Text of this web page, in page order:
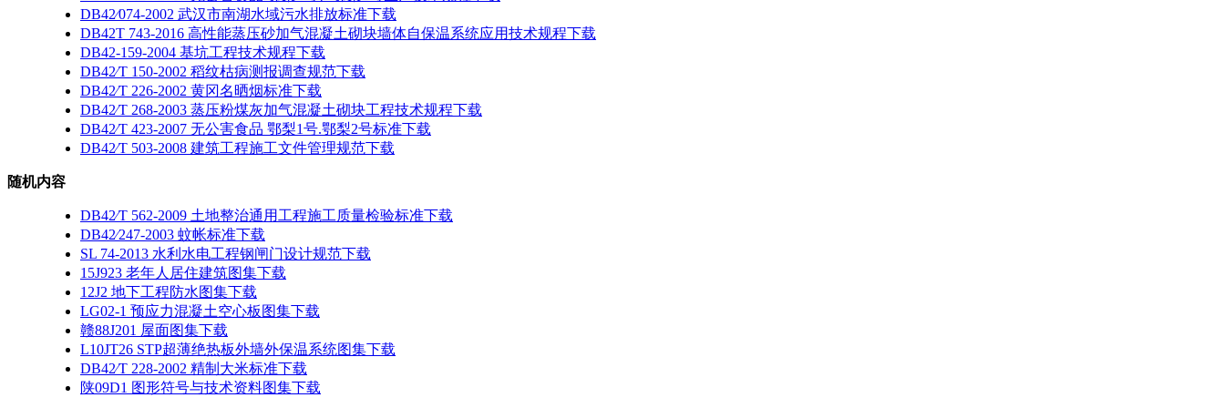
DB42∕074-2002 武汉市南湖水域污水排放标准下载
DB42T 743-2016 高性能蒸压砂加气混凝土砌块墙体自保温系统应用技术规程下载
DB42-159-2004 基坑工程技术规程下载
DB42∕T 150-2002 稻纹枯病测报调查规范下载
DB42∕T 226-2002 黄冈名晒烟标准下载
DB42∕T 268-2003 蒸压粉煤灰加气混凝土砌块工程技术规程下载
DB42∕T 423-2007 无公害食品 鄂梨1号.鄂梨2号标准下载
DB42∕T 503-2008 建筑工程施工文件管理规范下载
随机内容
DB42∕T 562-2009 土地整治通用工程施工质量检验标准下载
DB42∕247-2003 蚊帐标准下载
SL 74-2013 水利水电工程钢闸门设计规范下载
15J923 老年人居住建筑图集下载
12J2 地下工程防水图集下载
LG02-1 预应力混凝土空心板图集下载
赣88J201 屋面图集下载
L10JT26 STP超薄绝热板外墙外保温系统图集下载
DB42∕T 228-2002 精制大米标准下载
陕09D1 图形符号与技术资料图集下载